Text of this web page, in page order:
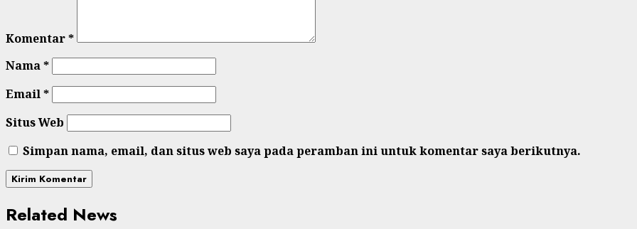
Komentar*
Nama*
Email*
Situs Web
Simpan nama, email, dan situs web saya pada peramban ini untuk komentar saya berikutnya.
Related News